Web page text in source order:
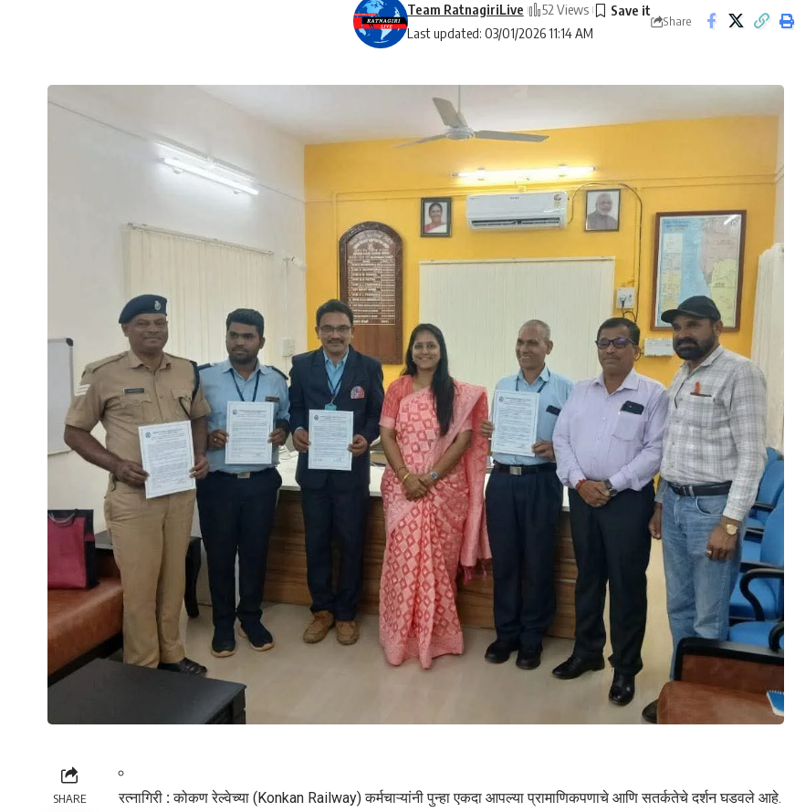
Last updated: 03/01/2026 11:14 AM
Team RatnagiriLive 52 Views
Share
SHARE रत्नागिरी :कोकण रेल्वेच्या (Konkan Railway) कर्मचाऱ्यांनी पुन्हा एकदा आपल्या प्रामाणिकपणाचे आणि सतर्कतेचे दर्शन घडवले आहे.